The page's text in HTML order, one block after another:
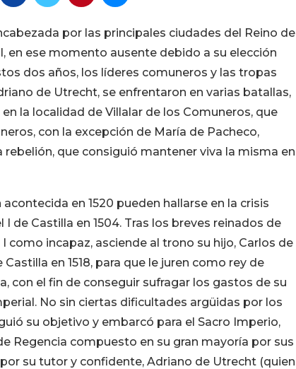
por las principales ciudades del Reino de
en ese momento ausente debido a su elección
dos años, los líderes comuneros y las tropas
de Utrecht, se enfrentaron en varias batallas,
la localidad de Villalar de los Comuneros, que
con la excepción de María de Pacheco,
que consiguió mantener viva la misma en
en 1520 pueden hallarse en la crisis
de Castilla en 1504. Tras los breves reinados de
como incapaz, asciende al trono su hijo, Carlos de
en 1518, para que le juren como rey de
con el fin de conseguir sufragar los gastos de su
No sin ciertas dificultades argüidas por los
su objetivo y embarcó para el Sacro Imperio,
Regencia compuesto en su gran mayoría por sus
su tutor y confidente, Adriano de Utrecht (quien